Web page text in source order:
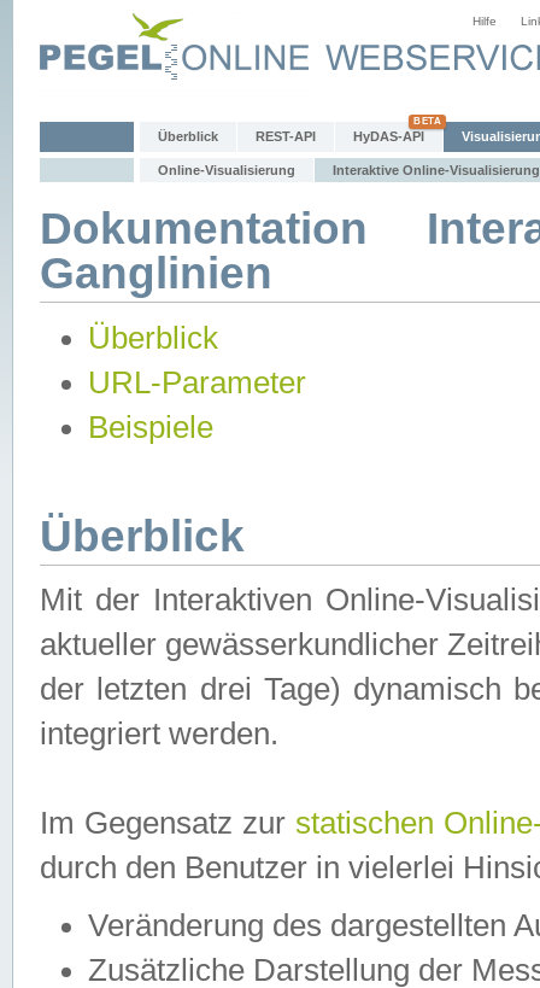
Hilfe
Überblick REST-API HyDAS-API
Online-Visualisierung Interaktive Online-Visualisierung
Dokumentation
Ganglinien
Überblick
URL-Parameter
Beispiele
Überblick
Mit der Interaktiven Online-
aktueller gewässerkundlicher
der letzten drei Tage) dynamisch
integriert werden.
Im Gegensatz zur statischen
durch den Benutzer in vielerlei
Veränderung des dargestellten
Zusätzliche Darstellung der